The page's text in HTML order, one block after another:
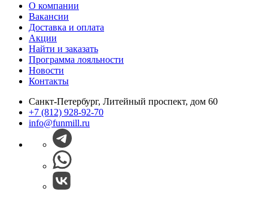
О компании
Вакансии
Доставка и оплата
Акции
Найти и заказать
Программа лояльности
Новости
Контакты
Санкт-Петербург, Литейный проспект, дом 60
+7 (812) 928-92-70
info@funmill.ru